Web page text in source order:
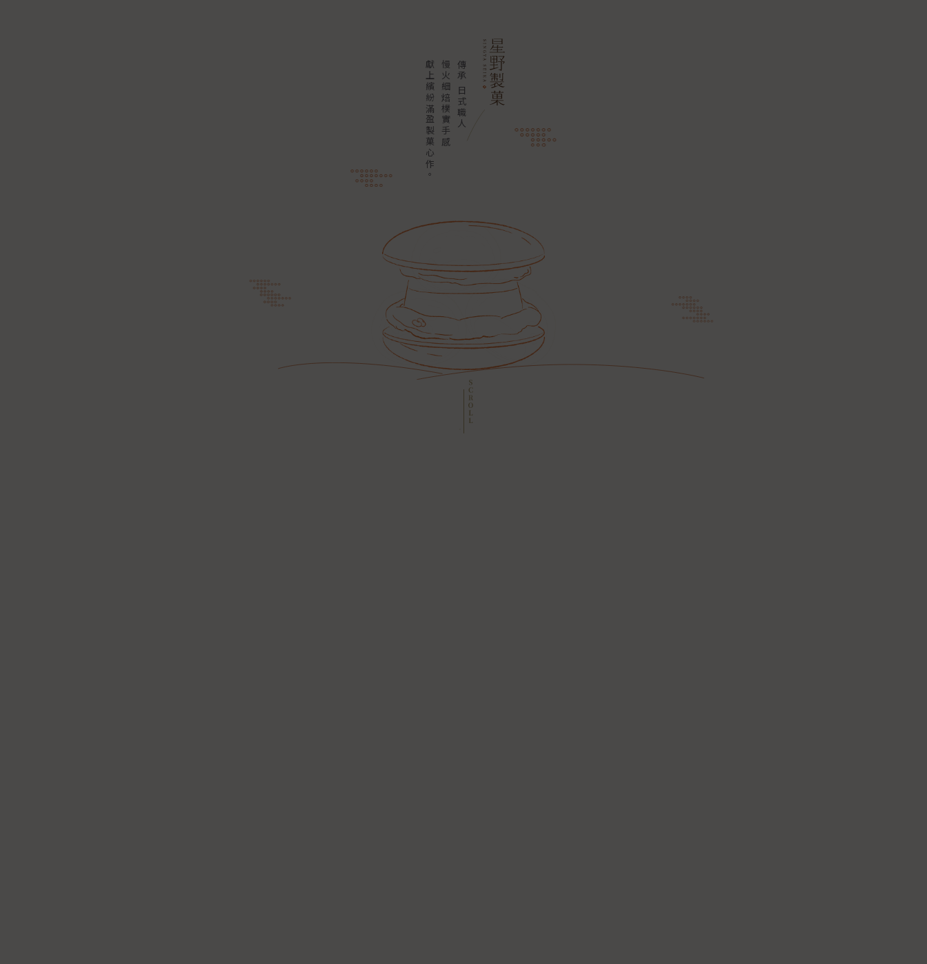
傳
承
日
式
職
人
慢
火
細
焙
樸
實
手
感
獻
上
繽
紛
滿
盈
製
菓
心
作
。